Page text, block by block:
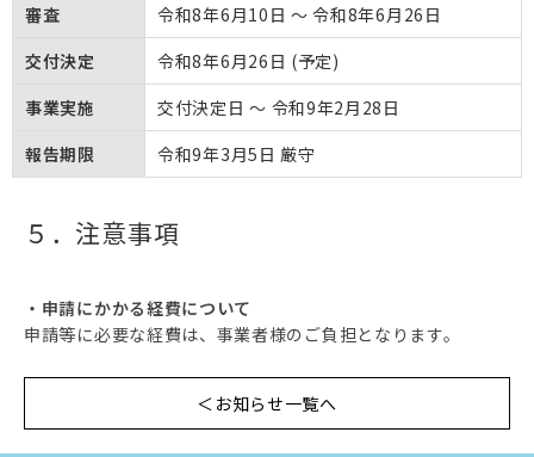
審査
令和8年6月10日 ～ 令和8年6月26日
交付決定
令和8年6月26日 (予定)
事業実施
交付決定日 ～ 令和9年2月28日
報告期限
令和9年3月5日 厳守
５．注意事項
・申請にかかる経費について
申請等に必要な経費は、事業者様のご負担となります。
＜お知らせ一覧へ